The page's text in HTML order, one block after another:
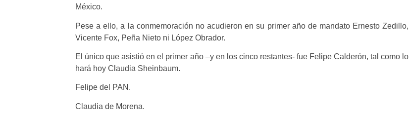
México.
Pese a ello, a la conmemoración no acudieron en su primer año de mandato Ernesto Zedillo,
Vicente Fox, Peña Nieto ni López Obrador.
El único que asistió en el primer año –y en los cinco restantes- fue Felipe Calderón, tal como lo
hará hoy Claudia Sheinbaum.
Felipe del PAN.
Claudia de Morena.